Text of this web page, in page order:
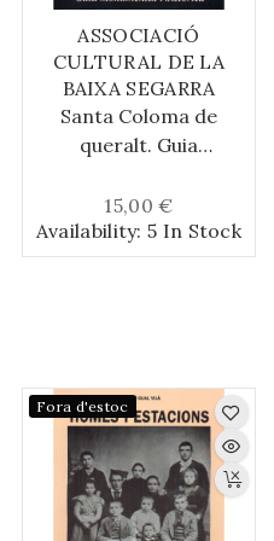
temps de manera molt
detallada tot seguint
els diferents cicles
dels cultius. I no
només es tracten
aspectes relacionats
agrícoles i ramaderes,
sinó que es mostren
altres vessants de la
celebracions, les
relacions de
solidaritat entre
persones i famílies, el
culte, l'íntima relació
dels pagesos amb la
ASSOCIACIÓ
CULTURAL DE LA
BAIXA SEGARRA
Santa Coloma de
queralt. Guia
15,00 €
Availability:5 In Stock
Fora d'estoc